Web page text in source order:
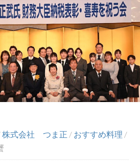
株式会社 つま正 / おすすめ料理 /